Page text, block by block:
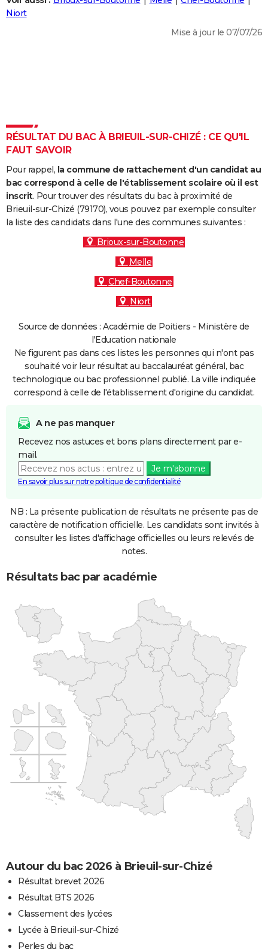
Destinations
City break
Voyage nature
Voyage de noces
Forum
Climat
+
PHOTO
Dictionnaire
Biographies
Citations
Expressions
Proverbes
PROGRAMME TV
S'inscrire
Se connecter
Lycées
Collèges
Primaires
Universités
Entreprises
Service militaire
Avis de recherche
AVIS DE DÉCÈS
FORUM
Niort
Mise à jour le 07/07/26
RÉSULTAT DU BAC À BRIEUIL-SUR-CHIZÉ : CE QU'IL
FAUT SAVOIR
Pour rappel, la commune de rattachement d'un candidat au
bac correspond à celle de l'établissement scolaire où il est
inscrit. Pour trouver des résultats du bac à proximité de
Brieuil-sur-Chizé (79170), vous pouvez par exemple consulter
la liste des candidats dans l'une des communes suivantes :
Brioux-sur-Boutonne
Melle
Chef-Boutonne
Niort
Source de données : Académie de Poitiers - Ministère de
l'Education nationale
Ne figurent pas dans ces listes les personnes qui n'ont pas
souhaité voir leur résultat au baccalauréat général, bac
technologique ou bac professionnel publié. La ville indiquée
correspond à celle de l'établissement d'origine du candidat.
A ne pas manquer
Recevez nos astuces et bons plans directement par e-
mail.
Je m'abonne
En savoir plus sur notre politique de confidentialité
NB : La présente publication de résultats ne présente pas de
caractère de notification officielle. Les candidats sont invités à
consulter les listes d'affichage officielles ou leurs relevés de
notes.
Résultats bac par académie
Autour du bac 2026 à Brieuil-sur-Chizé
Résultat brevet 2026
Résultat BTS 2026
Classement des lycées
Lycée à Brieuil-sur-Chizé
Perles du bac